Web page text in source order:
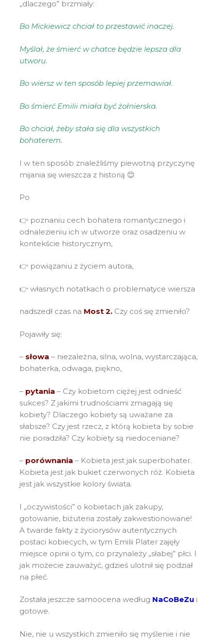
„dlaczego” brzmiały:
Bo Mickiewicz chciał to przestawić inaczej.
Myślał, że śmierć w chatce będzie lepsza dla
utworu.
Bo wiersz w ten sposób lepiej przemawiał.
Bo śmierć Emilii miała być żołnierska.
Bo chciał, żeby stała się dla wszystkich
bohaterem.
I w ten sposób znaleźliśmy piewotną przyczynę
mijania się wieszcza z historią 😊
Po
👉 poznaniu cech bohatera romantycznego i
odnalezieniu ich w utworze oraz osadzeniu w
kontekście historycznym,
👉 powiązaniu z życiem autora,
👉 własnych notatkach o problematyce wiersza
nadszedł czas na Most 2. Czy coś się zmieniło?
Pojawiły się:
– słowa – niezależna, silna, wolna, wystarczająca,
bohaterka, odwaga, piękno,
– pytania – Czy kobietom ciężej jest odnieść
sukces? Z jakimi trudnościami zmagają się
kobiety? Dlaczego kobiety są uważane za
słabsze? Czy jest rzecz, z którą kobieta by sobie
nie poradziła? Czy kobiety są niedoceniane?
– porównania – Kobieta jest jak superbohater.
Kobieta jest jak bukiet czerwonych róż. Kobieta
jest jak wszystkie kolory świata.
I „oczywistości” o kobietach jak zakupy,
gotowanie, biżuteria zostały zakwestionowane!
A twarde fakty z życiorysów autentycznych
postaci kobiecych, w tym Emilii Plater zajęły
miejsce opinii o tym, co przynależy „słabej” płci. I
jak możecie zauważyć, gdzieś ulotnił się podział
na płeć.
Została jeszcze samoocena według NaCoBeZu i
gotowe.
Nie, nie u wszystkich zmieniło się myślenie i nie